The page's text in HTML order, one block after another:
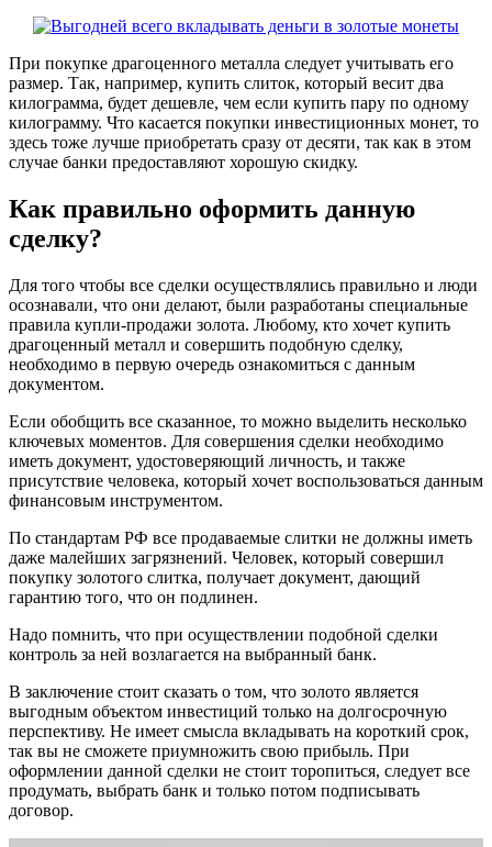
При покупке драгоценного металла следует учитывать его
размер. Так, например, купить слиток, который весит два
килограмма, будет дешевле, чем если купить пару по одному
килограмму. Что касается покупки инвестиционных монет, то
здесь тоже лучше приобретать сразу от десяти, так как в этом
случае банки предоставляют хорошую скидку.
Как правильно оформить данную
сделку?
Для того чтобы все сделки осуществлялись правильно и люди
осознавали, что они делают, были разработаны специальные
правила купли-продажи золота. Любому, кто хочет купить
драгоценный металл и совершить подобную сделку,
необходимо в первую очередь ознакомиться с данным
документом.
Если обобщить все сказанное, то можно выделить несколько
ключевых моментов. Для совершения сделки необходимо
иметь документ, удостоверяющий личность, и также
присутствие человека, который хочет воспользоваться данным
финансовым инструментом.
По стандартам РФ все продаваемые слитки не должны иметь
даже малейших загрязнений. Человек, который совершил
покупку золотого слитка, получает документ, дающий
гарантию того, что он подлинен.
Надо помнить, что при осуществлении подобной сделки
контроль за ней возлагается на выбранный банк.
В заключение стоит сказать о том, что золото является
выгодным объектом инвестиций только на долгосрочную
перспективу. Не имеет смысла вкладывать на короткий срок,
так вы не сможете приумножить свою прибыль. При
оформлении данной сделки не стоит торопиться, следует все
продумать, выбрать банк и только потом подписывать
договор.